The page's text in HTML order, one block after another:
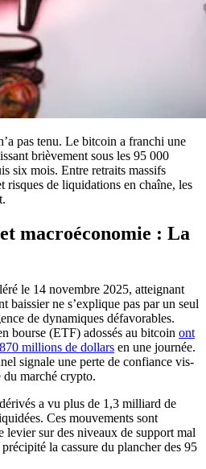
pas tenu. Le bitcoin a franchi une
brièvement sous les 95 000
six mois. Entre retraits massifs
risques de liquidations en chaîne, les
macroéconomie : La
le 14 novembre 2025, atteignant
baissier ne s’explique pas par un seul
de dynamiques défavorables.
bourse (ETF) adossés au bitcoin ont
millions de dollars en une journée.
signale une perte de confiance vis-
du marché crypto.
a vu plus de 1,3 milliard de
Ces mouvements sont
levier sur des niveaux de support mal
la cassure du plancher des 95